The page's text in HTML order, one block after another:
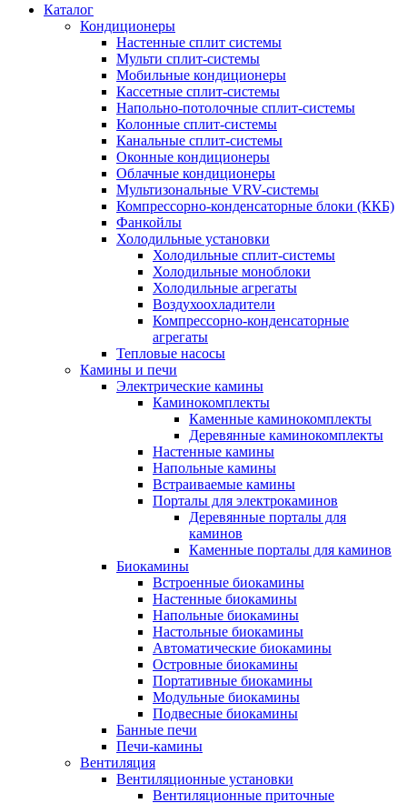
Каталог
Кондиционеры
Настенные сплит системы
Мульти сплит-системы
Мобильные кондиционеры
Кассетные сплит-системы
Напольно-потолочные сплит-системы
Колонные сплит-системы
Канальные сплит-системы
Оконные кондиционеры
Облачные кондиционеры
Мультизональные VRV-системы
Компрессорно-конденсаторные блоки (ККБ)
Фанкойлы
Холодильные установки
Холодильные сплит-системы
Холодильные моноблоки
Холодильные агрегаты
Воздухоохладители
Компрессорно-конденсаторные
агрегаты
Тепловые насосы
Камины и печи
Электрические камины
Каминокомплекты
Каменные каминокомплекты
Деревянные каминокомплекты
Настенные камины
Напольные камины
Встраиваемые камины
Порталы для электрокаминов
Деревянные порталы для
каминов
Каменные порталы для каминов
Биокамины
Встроенные биокамины
Настенные биокамины
Напольные биокамины
Настольные биокамины
Автоматические биокамины
Островные биокамины
Портативные биокамины
Модульные биокамины
Подвесные биокамины
Банные печи
Печи-камины
Вентиляция
Вентиляционные установки
Вентиляционные приточные